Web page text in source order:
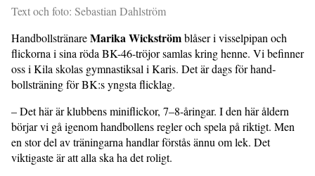
Text och foto: Sebastian Dahlström
HandbollstränareMarika Wickströmblåser i visselpipan och
flickorna i sina röda BK-46-tröjor samlas kring henne. Vi befinner
oss i Kila skolas gymnastiksal i Karis. Det är dags för hand­
bollsträning för BK:s yngsta flicklag.
– Det här är klubbens miniflickor, 7–8-åringar. I den här åldern
börjar vi gå igenom handbollens regler och spela på riktigt. Men
en stor del av träningarna handlar förstås ännu om lek. Det
viktigaste är att alla ska ha det roligt.